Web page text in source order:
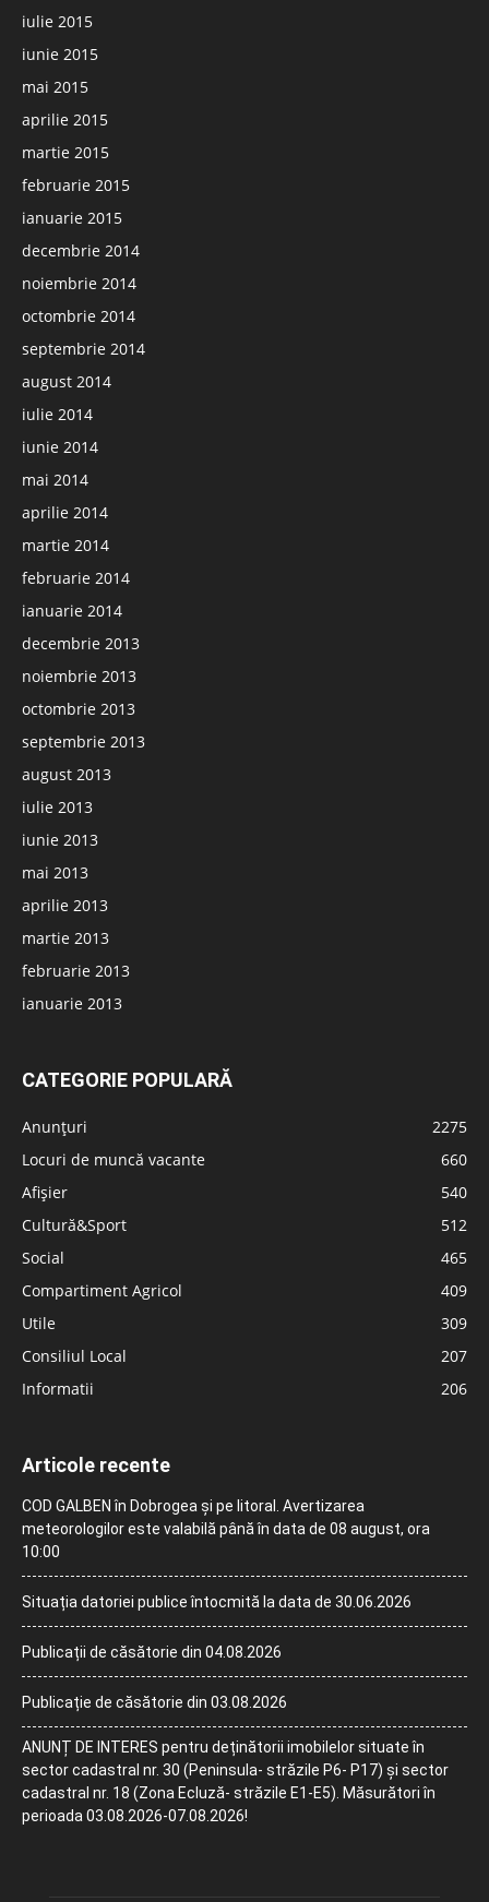
iulie 2015
iunie 2015
mai 2015
aprilie 2015
martie 2015
februarie 2015
ianuarie 2015
decembrie 2014
noiembrie 2014
octombrie 2014
septembrie 2014
august 2014
iulie 2014
iunie 2014
mai 2014
aprilie 2014
martie 2014
februarie 2014
ianuarie 2014
decembrie 2013
noiembrie 2013
octombrie 2013
septembrie 2013
august 2013
iulie 2013
iunie 2013
mai 2013
aprilie 2013
martie 2013
februarie 2013
ianuarie 2013
CATEGORIE POPULARĂ
Anunțuri
2275
Locuri de muncă vacante
660
Afișier
540
Cultură&Sport
512
Social
465
Compartiment Agricol
409
Utile
309
Consiliul Local
207
Informatii
206
Articole recente
COD GALBEN în Dobrogea și pe litoral. Avertizarea
meteorologilor este valabilă până în data de 08 august, ora
10:00
Situația datoriei publice întocmită la data de 30.06.2026
Publicații de căsătorie din 04.08.2026
Publicație de căsătorie din 03.08.2026
ANUNȚ DE INTERES pentru deținătorii imobilelor situate în
sector cadastral nr. 30 (Peninsula- străzile P6- P17) și sector
cadastral nr. 18 (Zona Ecluză- străzile E1-E5). Măsurători în
perioada 03.08.2026-07.08.2026!